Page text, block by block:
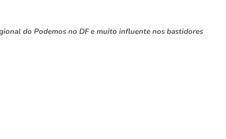
do Podemos no DF e muito influente nos bastidores